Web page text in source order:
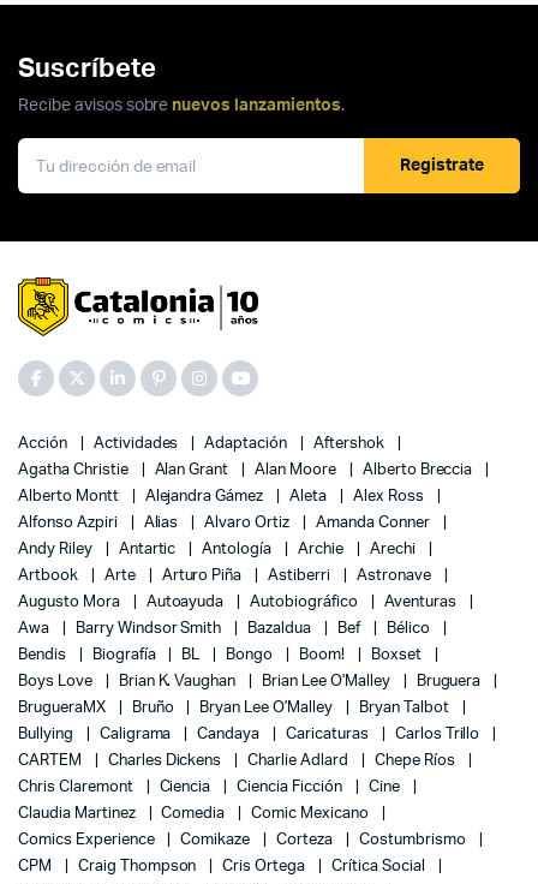
Suscríbete
Recibe avisos sobre nuevos lanzamientos.
Registrate
Acción Actividades Adaptación
Aftershok
Agatha Christie
Alan Grant Alan Moore
Alberto Breccia
Alberto Montt
Alejandra Gámez Aleta
Alex Ross
Alfonso Azpiri
Alias Alvaro Ortiz
Amanda Conner
Andy Riley
Antartic Antología Archie
Arechi
Artbook
Arte Arturo Piña Astiberri
Astronave
Augusto Mora
Autoayuda Autobiográfico
Aventuras
Awa
Barry Windsor Smith Bazaldua Bef
Bélico
Bendis
Biografía BL Bongo Boom!
Boxset
Boys Love
Brian K. Vaughan Brian Lee O'Malley
Bruguera
BrugueraMX
Bruño Bryan Lee O'Malley
Bryan Talbot
Bullying
Caligrama Candaya Caricaturas
Carlos Trillo
CARTEM
Charles Dickens Charlie Adlard
Chepe Ríos
Chris Claremont
Ciencia Ciencia Ficción
Cine
Claudia Martinez
Comedia
Comic Mexicano
Comics Experience
Comikaze Corteza
Costumbrismo
CPM
Craig Thompson Cris Ortega
Crítica Social